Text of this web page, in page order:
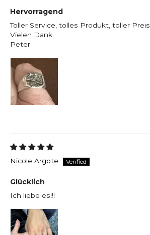
Hervorragend
Toller Service, tolles Produkt, toller Preis
Vielen Dank
Peter
Nicole Argote
Glücklich
Ich liebe es!!!